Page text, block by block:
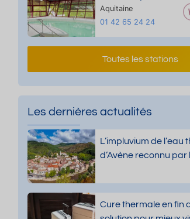
Aquitaine
01 42 65 24 24
Toutes les stations
Les dernières actualités
L’impluvium de l’eau
d’Avène reconnu par
Cure thermale en fin